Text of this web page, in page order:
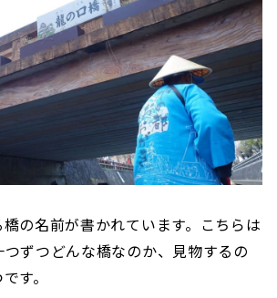
の名前が書かれています。こちらは
つずつどんな橋なのか、見物するの
す。